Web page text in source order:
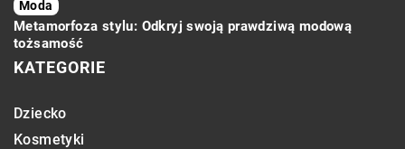
Moda
Metamorfoza stylu: Odkryj swoją prawdziwą modową
tożsamość
KATEGORIE
Dziecko
Kosmetyki